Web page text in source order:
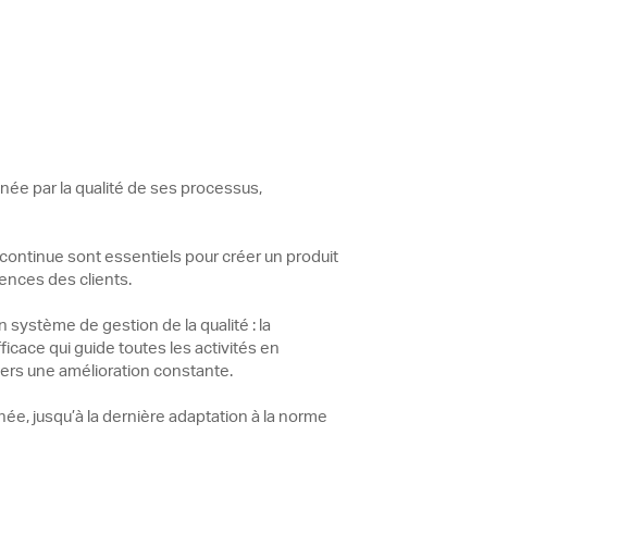
par la qualité de ses processus,
continue sont essentiels pour créer un produit
des clients.
système de gestion de la qualité : la
qui guide toutes les activités en
une amélioration constante.
jusqu’à la dernière adaptation à la norme